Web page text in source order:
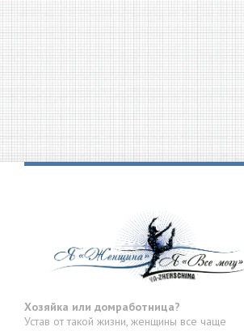
Хозяйка или домработница?
Устав от такой жизни, женщины все чаще